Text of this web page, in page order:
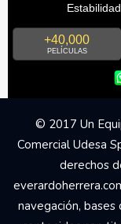
+40,000
PELÍCULAS
© 2017 Un
Comercial Udesa
derechos
navegación,